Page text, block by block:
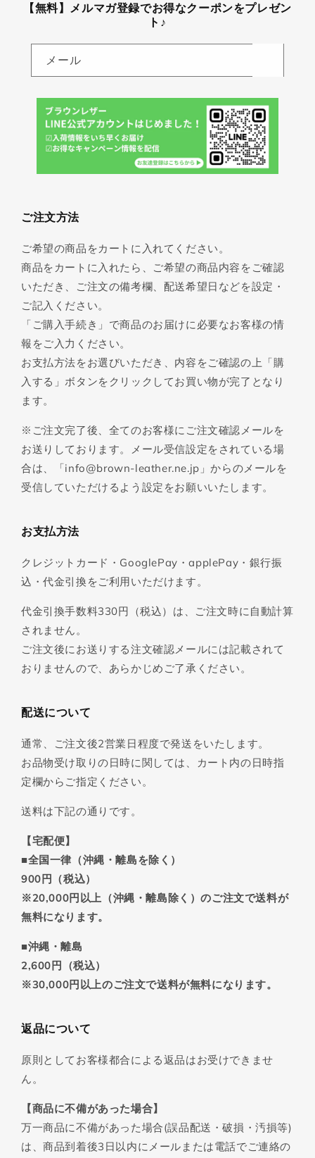
【無料】メルマガ登録でお得なクーポンをプレゼン
ト♪
メール
ご注文方法
ご希望の商品をカートに入れてください。
商品をカートに入れたら、ご希望の商品内容をご確認
いただき、ご注文の備考欄、配送希望日などを設定・
ご記入ください。
「ご購入手続き」で商品のお届けに必要なお客様の情
報をご入力ください。
お支払方法をお選びいただき、内容をご確認の上「購
入する」ボタンをクリックしてお買い物が完了となり
ます。
※ご注文完了後、全てのお客様にご注文確認メールを
お送りしております。メール受信設定をされている場
合は、「info@brown-leather.ne.jp」からのメールを
受信していただけるよう設定をお願いいたします。
お支払方法
クレジットカード・GooglePay・applePay・銀行振
込・代金引換をご利用いただけます。
代金引換手数料330円（税込）は、ご注文時に自動計算
されません。
ご注文後にお送りする注文確認メールには記載されて
おりませんので、あらかじめご了承ください。
配送について
通常、ご注文後2営業日程度で発送をいたします。
お品物受け取りの日時に関しては、カート内の日時指
定欄からご指定ください。
送料は下記の通りです。
【宅配便】
■全国一律（沖縄・離島を除く）
900円（税込）
※20,000円以上（沖縄・離島除く）のご注文で送料が
無料になります。
■沖縄・離島
2,600円（税込）
※30,000円以上のご注文で送料が無料になります。
返品について
原則としてお客様都合による返品はお受けできませ
ん。
【商品に不備があった場合】
万一商品に不備があった場合(誤品配送・破損・汚損等)
は、商品到着後3日以内にメールまたは電話でご連絡の